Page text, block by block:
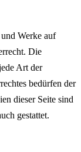
Werke auf
Die
Art der
bedürfen der
dieser Seite sind
gestattet.